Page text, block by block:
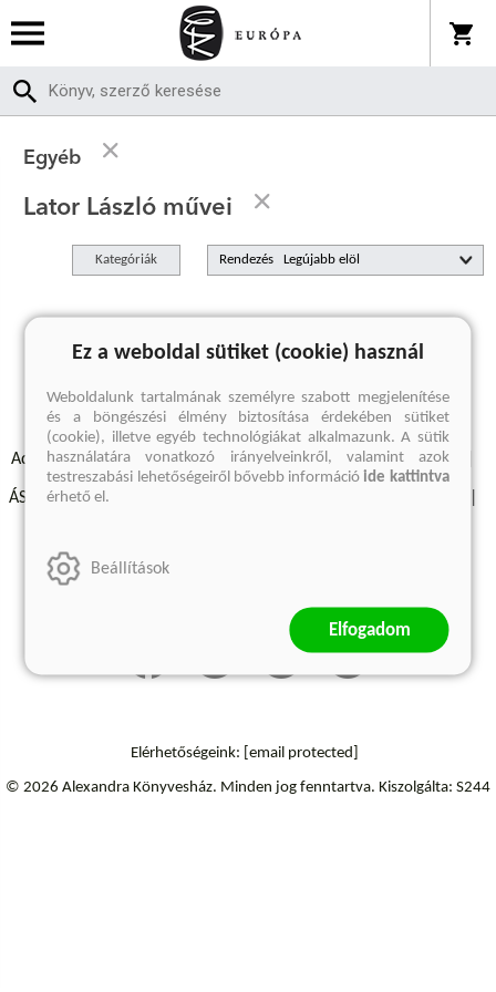
Egyéb
Lator László művei
Kategóriák Rendezés
A keresett kifejezésre nincs találat
Adatvédelmi szabályzatok Elállási felmondási nyilatkozat
ÁSZF - Vásárlási feltételek
Szállítási információk
Elérhetőségeink: [email protected]
© 2026 Alexandra Könyvesház. Minden jog fenntartva. Kiszolgálta: S244
Ez a weboldal sütiket (cookie) használ
Weboldalunk tartalmának személyre szabott megjelenítése
és a böngészési élmény biztosítása érdekében sütiket
(cookie), illetve egyéb technológiákat alkalmazunk. A sütik
használatára vonatkozó irányelveinkről, valamint azok
testreszabási lehetőségeiről bővebb információide kattintva
érhető el.
Beállítások
Elfogadom